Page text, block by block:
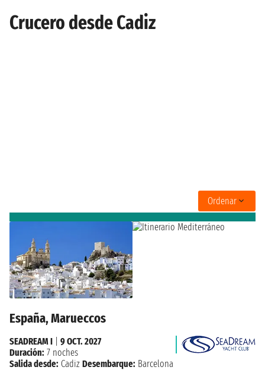
Crucero desde Cadiz
Ordenar
España, Marueccos
SEADREAM I
9 OCT. 2027
Duración: 7 noches
Salida desde: Cadiz Desembarque: Barcelona